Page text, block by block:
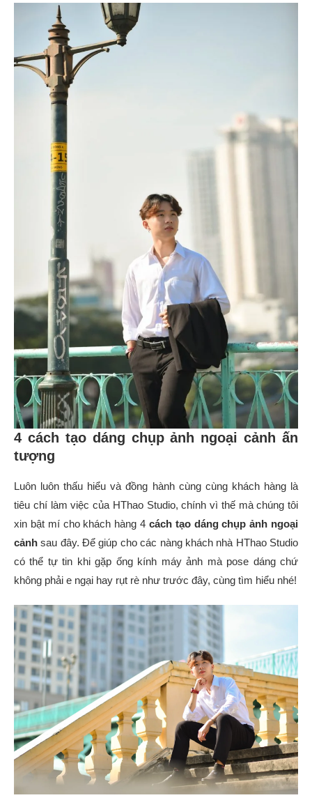
4 cách tạo dáng chụp ảnh ngoại cảnh ấn
tượng
Luôn luôn thấu hiểu và đồng hành cùng cùng khách hàng là
tiêu chí làm việc của HThao Studio, chính vì thế mà chúng tôi
xin bật mí cho khách hàng 4 cách tạo dáng chụp ảnh ngoại
cảnh sau đây. Để giúp cho các nàng khách nhà HThao Studio
có thể tự tin khi gặp ống kính máy ảnh mà pose dáng chứ
không phải e ngại hay rụt rè như trước đây, cùng tìm hiểu nhé!